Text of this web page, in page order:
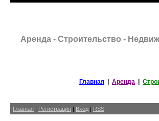
Аренда - Строительство -
Главная Аренда
Главная Регистрация Вход RSS